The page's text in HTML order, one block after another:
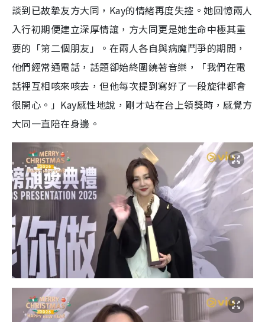
談到已故摯友方大同，Kay的情緒再度失控。她回憶兩人
入行初期便建立深厚情誼，方大同更是她生命中極其重
要的「第二個朋友」。在兩人各自與病魔鬥爭的期間，
他們經常通電話，話題卻始終圍繞著音樂，「我們在電
話裡互相咳來咳去，但他每次提到寫好了一段旋律都會
很開心。」Kay感性地說，剛才站在台上領獎時，感覺方
大同一直陪在身邊。